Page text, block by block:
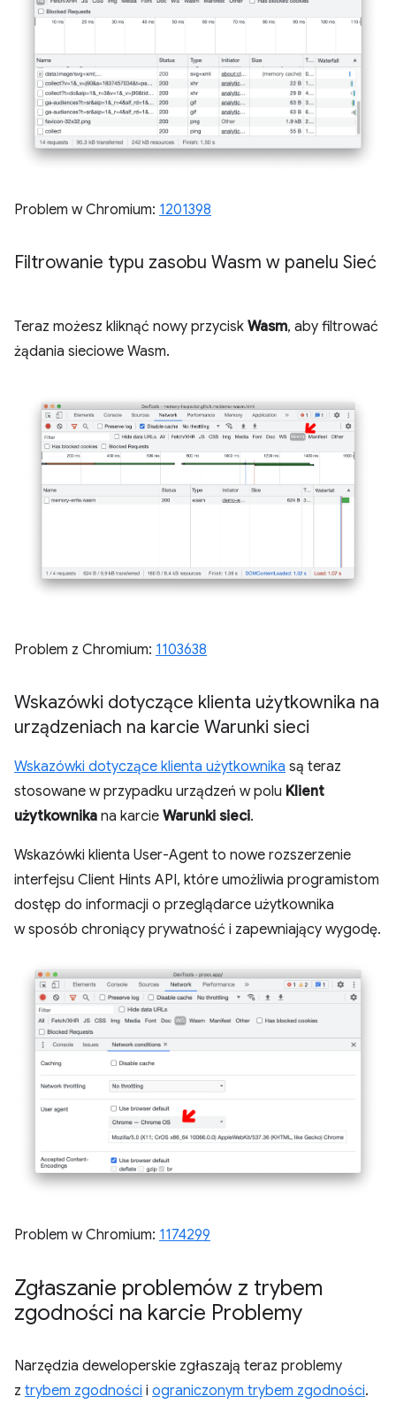
Problem w Chromium: 1201398
Filtrowanie typu zasobu Wasm w panelu Sieć
Teraz możesz kliknąć nowy przycisk Wasm, aby filtrować
żądania sieciowe Wasm.
Problem z Chromium: 1103638
Wskazówki dotyczące klienta użytkownika na
urządzeniach na karcie Warunki sieci
Wskazówki dotyczące klienta użytkownika są teraz
stosowane w przypadku urządzeń w polu Klient
użytkownika na karcie Warunki sieci.
Wskazówki klienta User-Agent to nowe rozszerzenie
interfejsu Client Hints API, które umożliwia programistom
dostęp do informacji o przeglądarce użytkownika
w sposób chroniący prywatność i zapewniający wygodę.
Problem w Chromium: 1174299
Zgłaszanie problemów z trybem
zgodności na karcie Problemy
Narzędzia deweloperskie zgłaszają teraz problemy
z trybem zgodności i ograniczonym trybem zgodności.